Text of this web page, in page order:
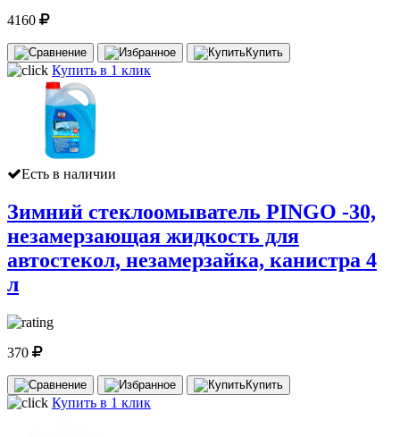
4160
Купить
Купить в 1 клик
Есть в наличии
Зимний стеклоомыватель PINGO -30,
незамерзающая жидкость для
автостекол, незамерзайка, канистра 4
л
370
Купить
Купить в 1 клик